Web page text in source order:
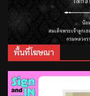
พื้นที่โฆษณา